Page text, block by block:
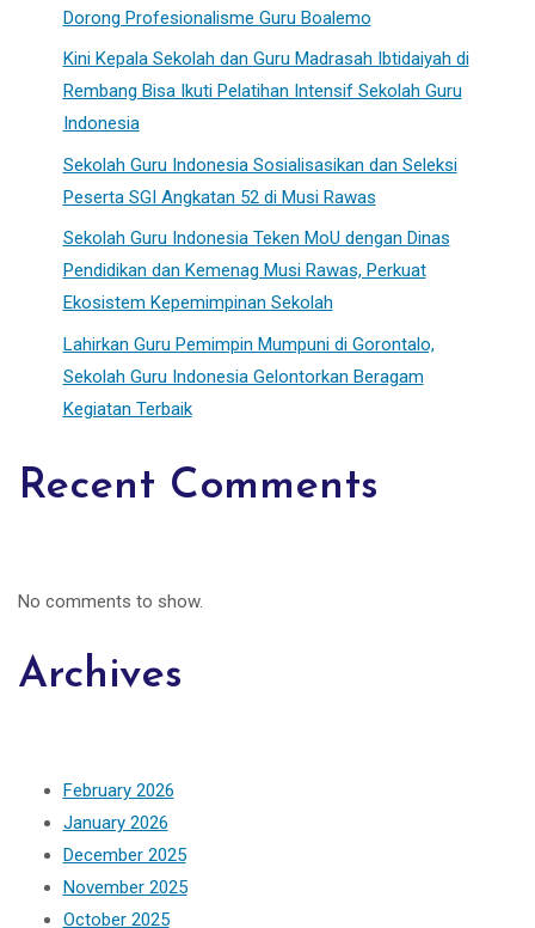
Dorong Profesionalisme Guru Boalemo
Kini Kepala Sekolah dan Guru Madrasah Ibtidaiyah di
Rembang Bisa Ikuti Pelatihan Intensif Sekolah Guru
Indonesia
Sekolah Guru Indonesia Sosialisasikan dan Seleksi
Peserta SGI Angkatan 52 di Musi Rawas
Sekolah Guru Indonesia Teken MoU dengan Dinas
Pendidikan dan Kemenag Musi Rawas, Perkuat
Ekosistem Kepemimpinan Sekolah
Lahirkan Guru Pemimpin Mumpuni di Gorontalo,
Sekolah Guru Indonesia Gelontorkan Beragam
Kegiatan Terbaik
Recent Comments
No comments to show.
Archives
February 2026
January 2026
December 2025
November 2025
October 2025